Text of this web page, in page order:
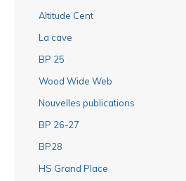
Altitude Cent
La cave
BP 25
Wood Wide Web
Nouvelles publications
BP 26-27
BP28
HS Grand Place